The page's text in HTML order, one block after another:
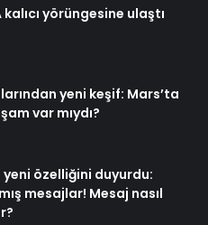
yörüngesine ulaştı
yeni keşif: Mars’ta
var mıydı?
özelliğini duyurdu:
mesajlar! Mesaj nasıl